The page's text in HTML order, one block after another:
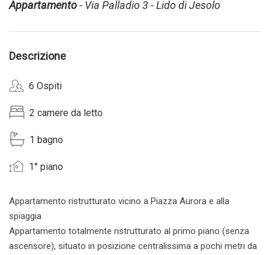
Appartamento- Via Palladio 3 - Lido di Jesolo
Descrizione
6 Ospiti
2 camere da letto
1 bagno
1° piano
Appartamento ristrutturato vicino a Piazza Aurora e alla
spiaggia
Appartamento totalmente ristrutturato al primo piano (senza
ascensore), situato in posizione centralissima a pochi metri da